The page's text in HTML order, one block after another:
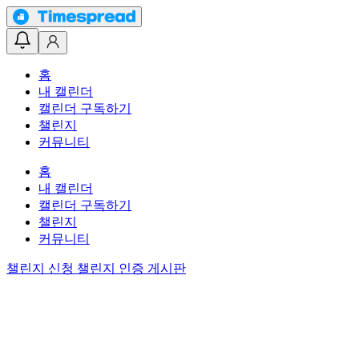
홈
내 캘린더
캘린더 구독하기
챌린지
커뮤니티
홈
내 캘린더
캘린더 구독하기
챌린지
커뮤니티
챌린지 신청 챌린지 인증 게시판